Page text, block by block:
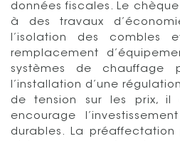
données fiscales. Le
à des travaux
l’isolation des combles
remplacement
systèmes de chauffage
l’installation d’une
de tension sur les prix,
encourage
durables. La